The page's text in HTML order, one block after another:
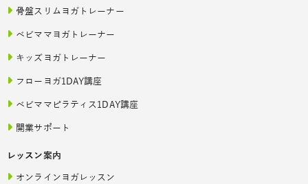
骨盤スリムヨガトレーナー
ベビママヨガトレーナー
キッズヨガトレーナー
フローヨガ1DAY講座
ベビママピラティス1DAY講座
開業サポート
レッスン案内
オンラインヨガレッスン